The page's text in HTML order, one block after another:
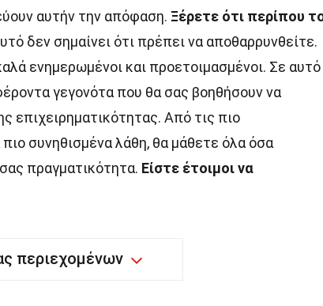
αυτήν την απόφαση. Ξέρετε ότι περίπου
δεν σημαίνει ότι πρέπει να αποθαρρυνθείτε.
ενημερωμένοι και προετοιμασμένοι. Σε αυτό
γεγονότα που θα σας βοηθήσουν να
επιχειρηματικότητας. Από τις πιο
συνηθισμένα λάθη, θα μάθετε όλα όσα
πραγματικότητα. Είστε έτοιμοι να
περιεχομένων